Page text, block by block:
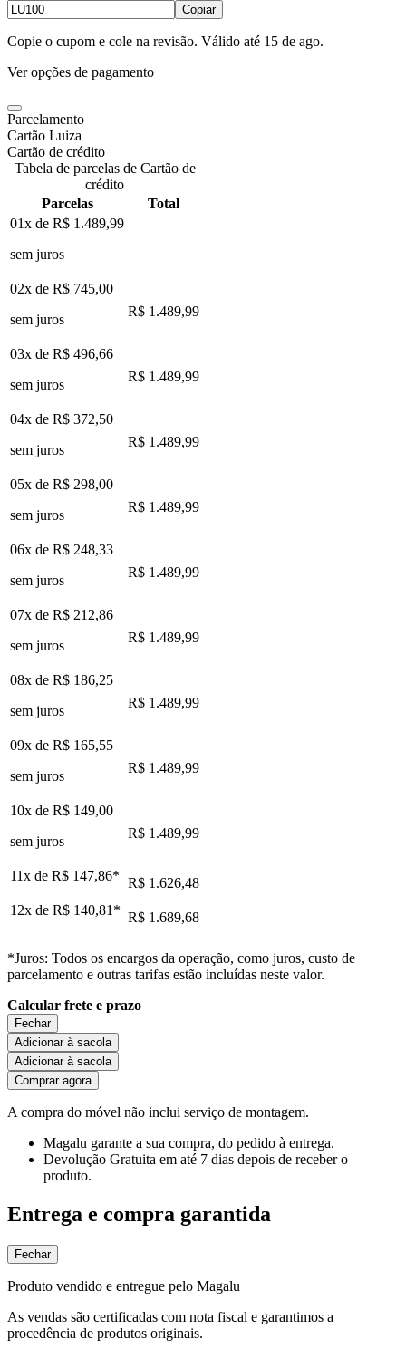
Copiar
Copie o cupom e cole na revisão. Válido até 15 de ago.
Ver opções de pagamento
Parcelamento
Cartão Luiza
Cartão de crédito
Tabela de parcelas de Cartão de
crédito
Parcelas
Total
01x de R$ 1.489,99
sem juros
02x de R$ 745,00
sem juros
R$ 1.489,99
03x de R$ 496,66
sem juros
R$ 1.489,99
04x de R$ 372,50
sem juros
R$ 1.489,99
05x de R$ 298,00
sem juros
R$ 1.489,99
06x de R$ 248,33
sem juros
R$ 1.489,99
07x de R$ 212,86
sem juros
R$ 1.489,99
08x de R$ 186,25
sem juros
R$ 1.489,99
09x de R$ 165,55
sem juros
R$ 1.489,99
10x de R$ 149,00
sem juros
R$ 1.489,99
11x de R$ 147,86* R$ 1.626,48
12x de R$ 140,81 * R$ 1.689,68
*Juros: Todos os encargos da operação, como juros, custo de
parcelamento e outras tarifas estão incluídas neste valor.
Calcular frete e prazo
Fechar
Adicionar à sacola
Adicionar à sacola
Comprar agora
A compra do móvel não inclui serviço de montagem.
Magalu garante a sua compra, do pedido à entrega.
Devolução Gratuita em até 7 dias depois de receber o
produto.
Entrega e compra garantida
Fechar
Produto vendido e entregue pelo Magalu
As vendas são certificadas com nota fiscal e garantimos a
procedência de produtos originais.